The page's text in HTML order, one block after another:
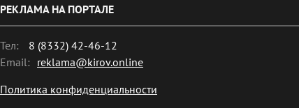
РЕКЛАМА НА ПОРТАЛЕ
Тел:
8 (8332) 42-46-12
Email: reklama@kirov.online
Политика конфиденциальности